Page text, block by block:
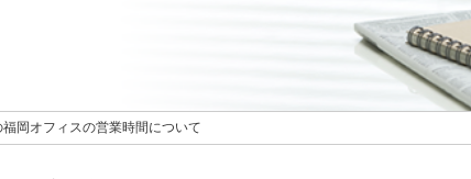
岡オフィスの営業時間について